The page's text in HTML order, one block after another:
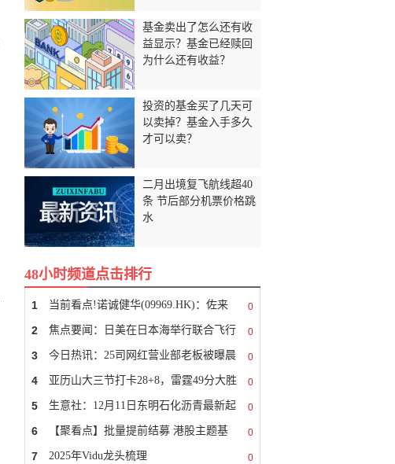
基金卖出了怎么还有收
益显示？基金已经赎回
为什么还有收益？
投资的基金买了几天可
以卖掉？基金入手多久
才可以卖？
二月出境复飞航线超40
条 节后部分机票价格跳
水
48小时频道点击排行
0
1 当前看点!诺诚健华(09969.HK)：佐来
0
2 焦点要闻：日美在日本海举行联合飞行
0
3 今日热讯：25司网红营业部老板被曝晨
0
4 亚历山大三节打卡28+8，雷霆49分大胜
0
5 生意社：12月11日东明石化沥青最新起
0
6 【聚看点】批量提前结募 港股主题基
0
7 2025年Vidu龙头梳理